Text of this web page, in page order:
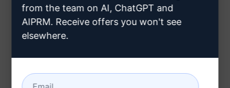
from the team on AI, ChatGPT and
AIPRM. Receive offers you won't see
elsewhere.